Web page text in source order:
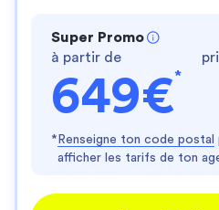
Super Promo
à partir de
649€*
* Renseigne ton code postal
afficher les tarifs de ton